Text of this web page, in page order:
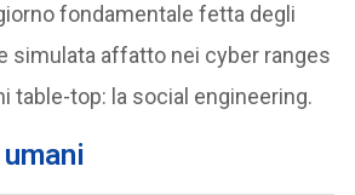
fondamentale fetta degli
simulata affatto nei cyber ranges
table-top: la social engineering.